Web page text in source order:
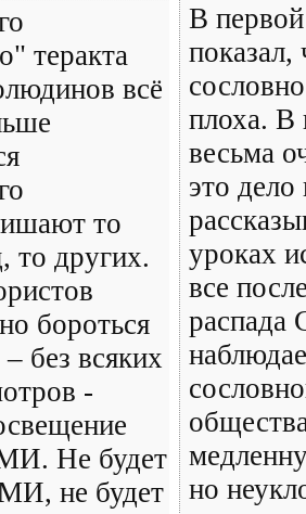
теракта
всё
то
то других.
бороться
без всяких
-
Не будет
не будет
В первой
показал,
плоха. В
весьма
это
уроках
все
но